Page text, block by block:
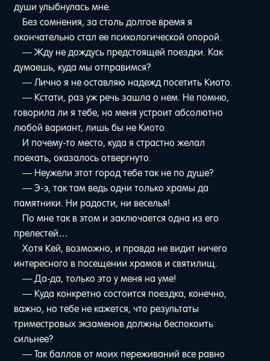
души улыбнулась мне.
Без сомнения, за столь долгое время я
окончательно стал ее психологической опорой.
— Жду не дождусь предстоящей поездки. Как
думаешь, куда мы отправимся?
— Лично я не оставляю надежд посетить Киото.
— Кстати, раз уж речь зашла о нем. Не помню,
говорила ли я тебе, но меня устроит абсолютно
любой вариант, лишь бы не Киото.
И почему-то место, куда я страстно желал
поехать, оказалось отвергнуто.
— Неужели этот город тебе так не по душе?
— Э-э, так там ведь одни только храмы да
памятники. Ни радости, ни веселья!
По мне так в этом и заключается одна из его
прелестей…
Хотя Кей, возможно, и правда не видит ничего
интересного в посещении храмов и святилищ.
— Да-да, только это у меня на уме!
— Куда конкретно состоится поездка, конечно,
важно, но тебе не кажется, что результаты
триместровых экзаменов должны беспокоить
сильнее?
— Так баллов от моих переживаний все равно